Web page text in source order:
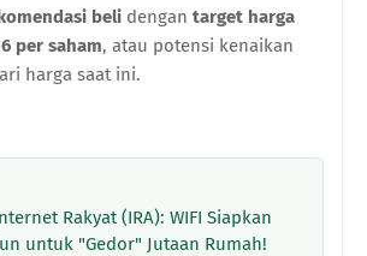
beli dengan target harga
per saham, atau potensi kenaikan
harga saat ini.
Rakyat (IRA): WIFI Siapkan
untuk "Gedor" Jutaan Rumah!